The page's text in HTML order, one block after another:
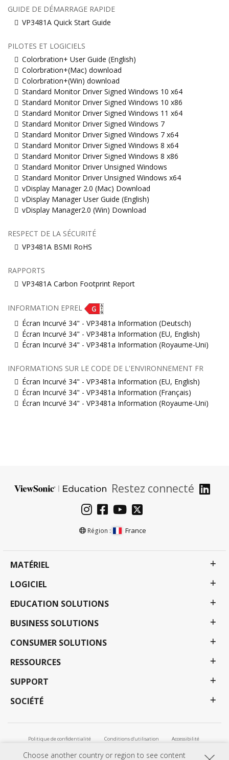
Choose another country or region to see content
GUIDE DE DÉMARRAGE RAPIDE
VP3481A Quick Start Guide
PILOTES ET LOGICIELS
Colorbration+ User Guide (English)
Colorbration+(Mac) download
Colorbration+(Win) download
Standard Monitor Driver Signed Windows 10 x64
Standard Monitor Driver Signed Windows 10 x86
Standard Monitor Driver Signed Windows 11 x64
Standard Monitor Driver Signed Windows 7
Standard Monitor Driver Signed Windows 7 x64
Standard Monitor Driver Signed Windows 8 x64
Standard Monitor Driver Signed Windows 8 x86
Standard Monitor Driver Unsigned Windows
Standard Monitor Driver Unsigned Windows x64
vDisplay Manager 2.0 (Mac) Download
vDisplay Manager User Guide (English)
vDisplay Manager2.0 (Win) Download
RESPECT DE LA SÉCURITÉ
VP3481A BSMI RoHS
RAPPORTS
VP3481A Carbon Footprint Report
INFORMATION EPREL
Écran Incurvé 34" - VP3481a Information (Deutsch)
Écran Incurvé 34" - VP3481a Information (EU, English)
Écran Incurvé 34" - VP3481a Information (Royaume-Uni)
INFORMATIONS SUR LE CODE DE L'ENVIRONNEMENT FR
Écran Incurvé 34" - VP3481a Information (EU, English)
Écran Incurvé 34" - VP3481a Information (Français)
Écran Incurvé 34" - VP3481a Information (Royaume-Uni)
Restez connecté
Région : France
MATÉRIEL
LOGICIEL
EDUCATION SOLUTIONS
BUSINESS SOLUTIONS
CONSUMER SOLUTIONS
RESSOURCES
SUPPORT
SOCIÉTÉ
Politique de confidentialité Conditions d'utilisation
Accessibilité
sont la propriété de leurs détenteurs respectifs. Sauf erreurs et omissions. Les prix et